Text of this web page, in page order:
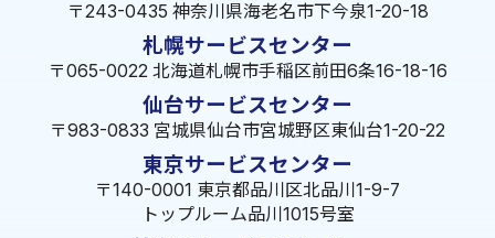
〒243-0435 神奈川県海老名市下今泉1-20-18
札幌サービスセンター
〒065-0022 北海道札幌市手稲区前田6条16-18-16
仙台サービスセンター
〒983-0833 宮城県仙台市宮城野区東仙台1-20-22
東京サービスセンター
〒140-0001 東京都品川区北品川1-9-7
トップルーム品川1015号室